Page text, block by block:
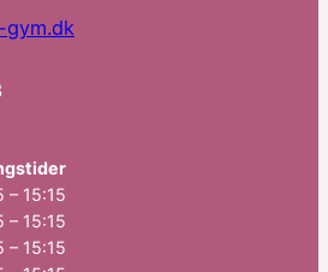
gym.dk
– 15:15
– 15:15
– 15:15